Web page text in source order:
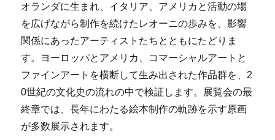
オランダに生まれ、イタリア、アメリカと活動の場
を広げながら制作を続けたレオーニの歩みを、影響
関係にあったアーティストたちとともにたどりま
す。ヨーロッパとアメリカ、コマーシャルアートと
ファインアートを横断して生み出された作品群を、2
0世紀の文化史の流れの中で検証します。展覧会の最
終章では、長年にわたる絵本制作の軌跡を示す原画
が多数展示されます。